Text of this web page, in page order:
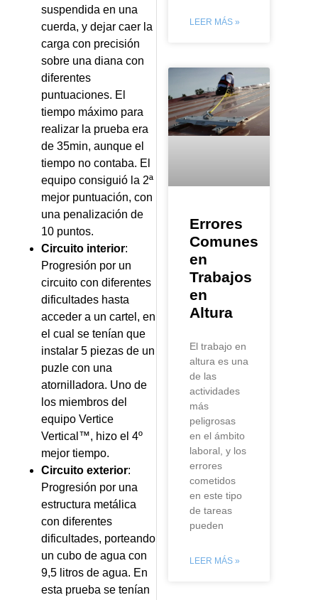
suspendida en una
cuerda, y dejar caer la
carga con precisión
sobre una diana con
diferentes
puntuaciones. El
tiempo máximo para
realizar la prueba era
de 35min, aunque el
tiempo no contaba. El
equipo consiguió la 2ª
mejor puntuación, con
una penalización de
10 puntos.
Circuito interior:
Progresión por un
circuito con diferentes
dificultades hasta
acceder a un cartel, en
el cual se tenían que
instalar 5 piezas de un
puzle con una
atornilladora. Uno de
los miembros del
equipo Vertice
Vertical™, hizo el 4º
mejor tiempo.
Circuito exterior:
Progresión por una
estructura metálica
con diferentes
dificultades, porteando
un cubo de agua con
9,5 litros de agua. En
esta prueba se tenían
LEER MÁS »
Errores
Comunes
en
Trabajos
en
Altura
El trabajo en
altura es una
de las
actividades
más
peligrosas
en el ámbito
laboral, y los
errores
cometidos
en este tipo
de tareas
pueden
LEER MÁS »